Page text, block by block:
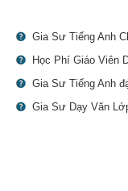
Gia Sư Tiếng Anh
Học Phí Giáo Viên
Gia Sư Tiếng Anh
Gia Sư Dạy Văn